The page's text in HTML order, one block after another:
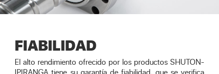
FIABILIDAD
El alto rendimiento ofrecido por los productos SHUTON-
IPIRANGA tiene su garantía de fiabilidad, que se verifica